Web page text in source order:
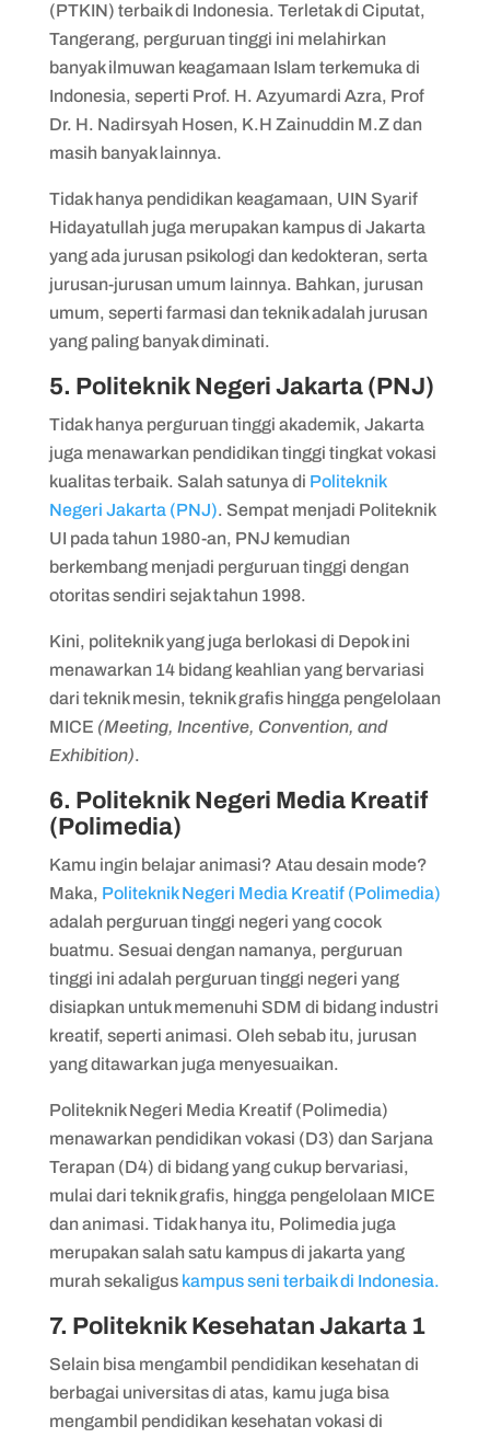
(PTKIN) terbaik di Indonesia. Terletak di Ciputat,
Tangerang, perguruan tinggi ini melahirkan
banyak ilmuwan keagamaan Islam terkemuka di
Indonesia, seperti Prof. H. Azyumardi Azra, Prof
Dr. H. Nadirsyah Hosen, K.H Zainuddin M.Z dan
masih banyak lainnya.
Tidak hanya pendidikan keagamaan, UIN Syarif
Hidayatullah juga merupakan kampus di Jakarta
yang ada jurusan psikologi dan kedokteran, serta
jurusan-jurusan umum lainnya. Bahkan, jurusan
umum, seperti farmasi dan teknik adalah jurusan
yang paling banyak diminati.
5. Politeknik Negeri Jakarta (PNJ)
Tidak hanya perguruan tinggi akademik, Jakarta
juga menawarkan pendidikan tinggi tingkat vokasi
kualitas terbaik. Salah satunya di Politeknik
Negeri Jakarta (PNJ). Sempat menjadi Politeknik
UI pada tahun 1980-an, PNJ kemudian
berkembang menjadi perguruan tinggi dengan
otoritas sendiri sejak tahun 1998.
Kini, politeknik yang juga berlokasi di Depok ini
menawarkan 14 bidang keahlian yang bervariasi
dari teknik mesin, teknik grafis hingga pengelolaan
MICE (Meeting, Incentive, Convention, and
Exhibition).
6. Politeknik Negeri Media Kreatif
(Polimedia)
Kamu ingin belajar animasi? Atau desain mode?
Maka, Politeknik Negeri Media Kreatif (Polimedia)
adalah perguruan tinggi negeri yang cocok
buatmu. Sesuai dengan namanya, perguruan
tinggi ini adalah perguruan tinggi negeri yang
disiapkan untuk memenuhi SDM di bidang industri
kreatif, seperti animasi. Oleh sebab itu, jurusan
yang ditawarkan juga menyesuaikan.
Politeknik Negeri Media Kreatif (Polimedia)
menawarkan pendidikan vokasi (D3) dan Sarjana
Terapan (D4) di bidang yang cukup bervariasi,
mulai dari teknik grafis, hingga pengelolaan MICE
dan animasi. Tidak hanya itu, Polimedia juga
merupakan salah satu kampus di jakarta yang
murah sekaligus kampus seni terbaik di Indonesia.
7. Politeknik Kesehatan Jakarta 1
Selain bisa mengambil pendidikan kesehatan di
berbagai universitas di atas, kamu juga bisa
mengambil pendidikan kesehatan vokasi di